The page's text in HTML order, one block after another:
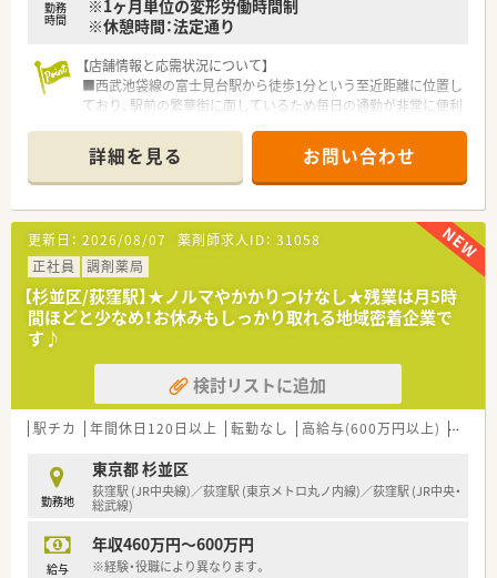
勤務
時間
※1ヶ月単位の変形労働時間制
※休憩時間：法定通り
【店舗情報と応需状況について】
■西武池袋線の富士見台駅から徒歩1分という至近距離に位置し
ており、駅前の繁華街に面しているため毎日の通勤が非常に便利
■隣接する耳鼻咽喉科クリニックを中心に内科や小児科など広
域の処方箋を1日平均150枚応需しており、耳鼻科メインの環境
です。
■薬剤師は正社員5名とパート2名、事務スタッフ4名が在籍して
おり、複数名体制で協力し合いながら円滑に業務を遂行していま
す。
【募集背景と求める人物像について】
■処方箋枚数の増加や産休育休取得者の代替に伴う欠員補充を
目的とした定期採用であり、将来を見据えた組織強化のための急
■在宅業務やかかりつけ薬剤師、健康サポート薬局としての活動
に対して前向きに取り組み、周囲と協調性を持って働ける方を求
めます。
■調剤経験をお持ちの方を対象としており、会社の方針を理解し
します。
【想定されるキャリアイメージ】
い専門知識と高いヒューマンスキルを兼ね備えた薬剤師へと成
長できます。
詳細を見る お問い合わせ
更新日： 2026/08/07 薬剤師求人ID： 31058
正社員
調剤薬局
【杉並区/荻窪駅】★ノルマやかかりつけなし★残業は月5時
間ほどと少なめ！お休みもしっかり取れる地域密着企業で
す♪
検討リストに追加
駅チカ 年間休日120日以上 転勤なし 高給与(600万円以上) 住宅
勤務地
東京都 杉並区
荻窪駅 (JR中央線)／荻窪駅 (東京メトロ丸ノ内線)／荻窪駅 (JR中央・
総武線)
給与
年収460万円～600万円
※経験・役職により異なります。